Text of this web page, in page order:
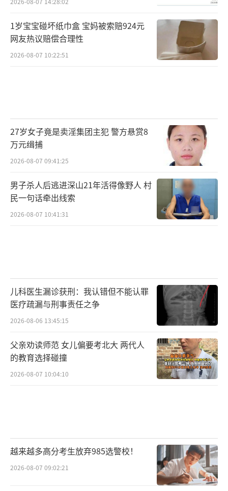
1岁宝宝碰坏纸巾盒 宝妈被索赔924元
网友热议赔偿合理性
2026-08-07 10:22:51
27岁女子竟是卖淫集团主犯 警方悬赏8
万元缉捕
2026-08-07 09:41:25
男子杀人后逃进深山21年活得像野人 村
民一句话牵出线索
2026-08-07 10:41:31
儿科医生漏诊获刑：我认错但不能认罪
医疗疏漏与刑事责任之争
2026-08-06 13:45:15
父亲劝读师范 女儿偏要考北大 两代人
的教育选择碰撞
2026-08-07 10:04:10
越来越多高分考生放弃985选警校！
2026-08-07 09:02:21